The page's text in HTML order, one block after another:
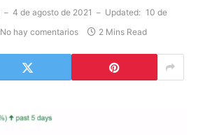
4 de agosto de 2021 Updated: 10 de
No hay comentarios 2 Mins Read